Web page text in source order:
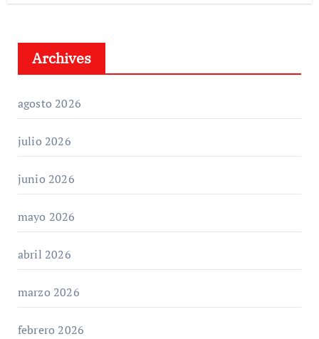
Archives
agosto 2026
julio 2026
junio 2026
mayo 2026
abril 2026
marzo 2026
febrero 2026